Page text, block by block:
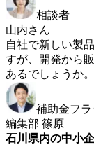
相談者
山内さん
自社で新しい製
すが、開発から
あるでしょうか。
補助金フラ
編集部 篠原
石川県内の中小